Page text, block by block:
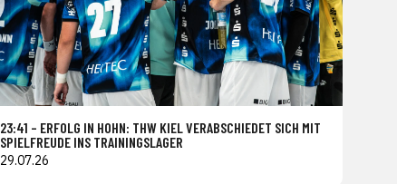
23:41 – ERFOLG IN HOHN: THW KIEL VERABSCHIEDET SICH MIT
SPIELFREUDE INS TRAININGSLAGER
29.07.26